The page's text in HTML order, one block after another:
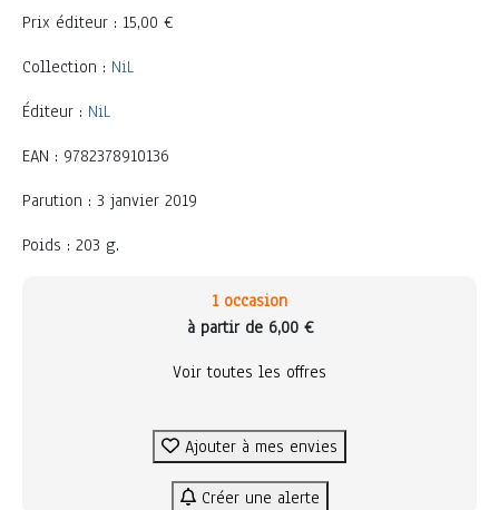
Prix éditeur : 15,00 €
Collection : NiL
Éditeur : NiL
EAN : 9782378910136
Parution : 3 janvier 2019
Poids : 203 g.
1 occasion
à partir de 6,00 €
Voir toutes les offres
Ajouter à mes envies
Créer une alerte